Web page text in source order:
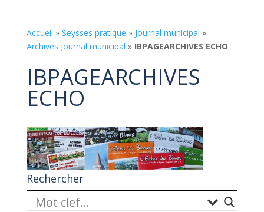
Accueil » Seysses pratique » Journal municipal »
Archives Journal municipal » IBPAGEARCHIVES ECHO
IBPAGEARCHIVES
ECHO
Rechercher